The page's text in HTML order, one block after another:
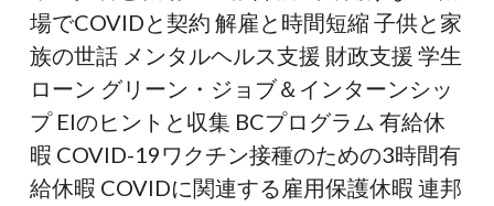
場でCOVIDと契約 解雇と時間短縮 子供と家
族の世話 メンタルヘルス支援 財政支援 学生
ローン グリーン・ジョブ＆インターンシッ
プ EIのヒントと収集 BCプログラム 有給休
暇 COVID-19ワクチン接種のための3時間有
給休暇 COVIDに関連する雇用保護休暇 連邦